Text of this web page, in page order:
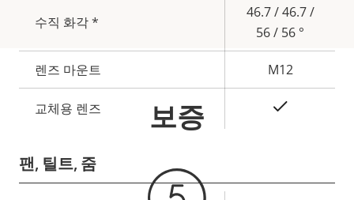
수직 화각 *
46.7 / 46.7 /
56 / 56 °
렌즈 마운트 M12
교체용 렌즈
팬, 틸트, 줌
보증